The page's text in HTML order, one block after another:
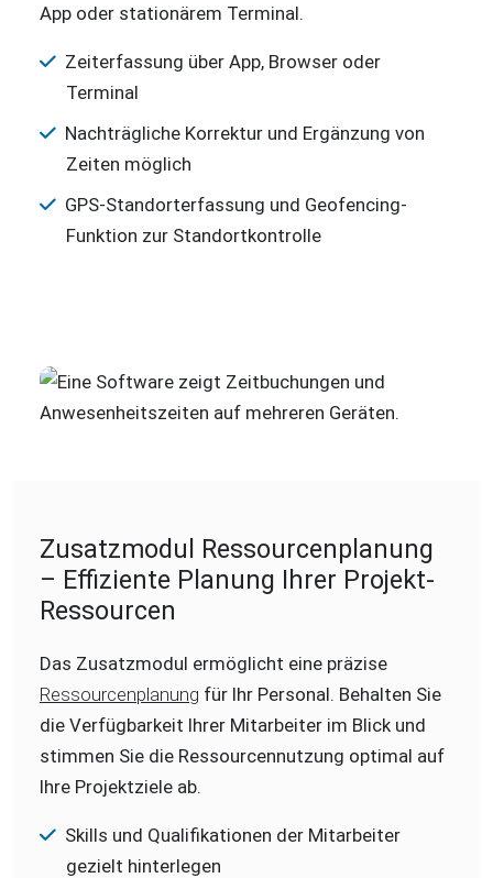
App oder stationärem Terminal.
Zeiterfassung über App, Browser oder
Terminal
Nachträgliche Korrektur und Ergänzung von
Zeiten möglich
GPS-Standorterfassung und Geofencing-
Funktion zur Standortkontrolle
Zusatzmodul Ressourcenplanung
– Effiziente Planung Ihrer Projekt-
Ressourcen
Das Zusatzmodul ermöglicht eine präzise
Ressourcenplanung für Ihr Personal. Behalten Sie
die Verfügbarkeit Ihrer Mitarbeiter im Blick und
stimmen Sie die Ressourcennutzung optimal auf
Ihre Projektziele ab.
Skills und Qualifikationen der Mitarbeiter
gezielt hinterlegen